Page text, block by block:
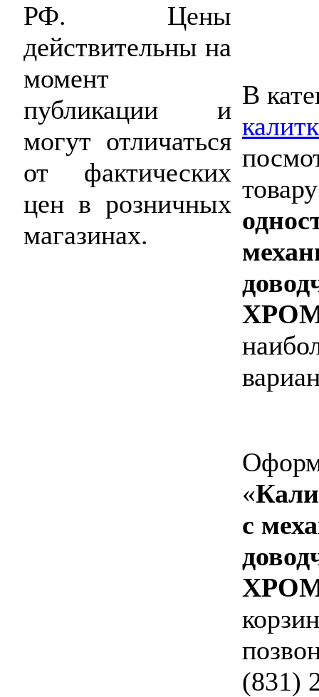
РФ. Цены
действительны на
момент
публикации и
могут отличаться
от фактических
цен в розничных
магазинах.
В
«
с
(831)